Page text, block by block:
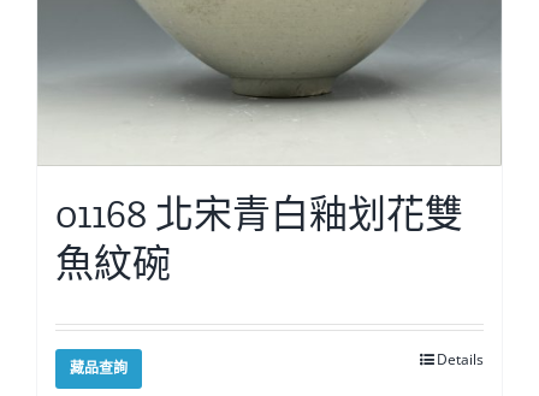
01168 北宋青白釉划花雙
魚紋碗
藏品查詢 Details